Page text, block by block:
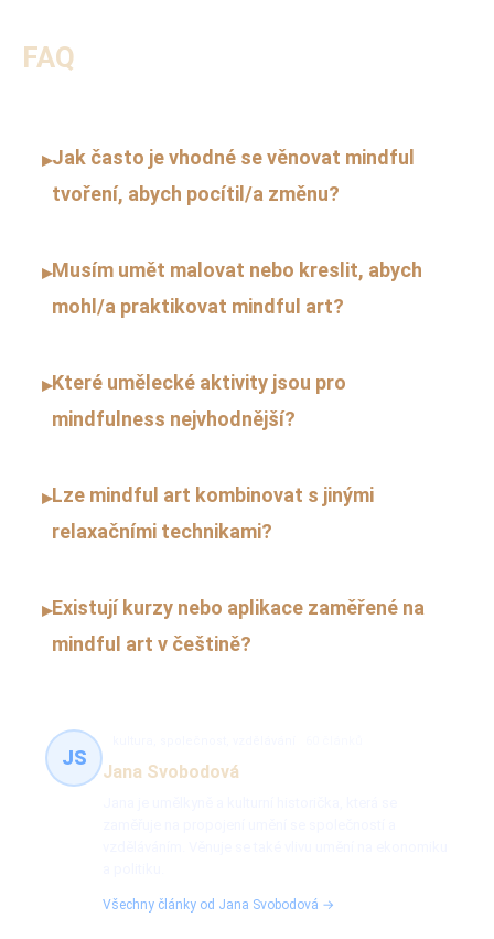
FAQ
▸Jak často je vhodné se věnovat mindful
tvoření, abych pocítil/a změnu?
▸Musím umět malovat nebo kreslit, abych
mohl/a praktikovat mindful art?
▸Které umělecké aktivity jsou pro
mindfulness nejvhodnější?
▸Lze mindful art kombinovat s jinými
relaxačními technikami?
▸Existují kurzy nebo aplikace zaměřené na
mindful art v češtině?
JS
Jana Svobodová
Všechny články od Jana Svobodová →